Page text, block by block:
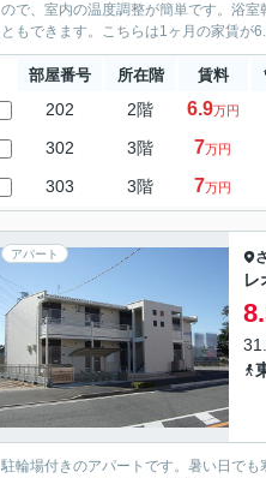
ので、室内の温度調整が簡単です。浴
ともできます。こちらは1ヶ月の家賃が
部屋番号 所在階 賃料
202 2階 6.9万円
302 3階 7万円
303 3階 7万円
アパート
レ
駐輪場付きのアパートです。暑い日で